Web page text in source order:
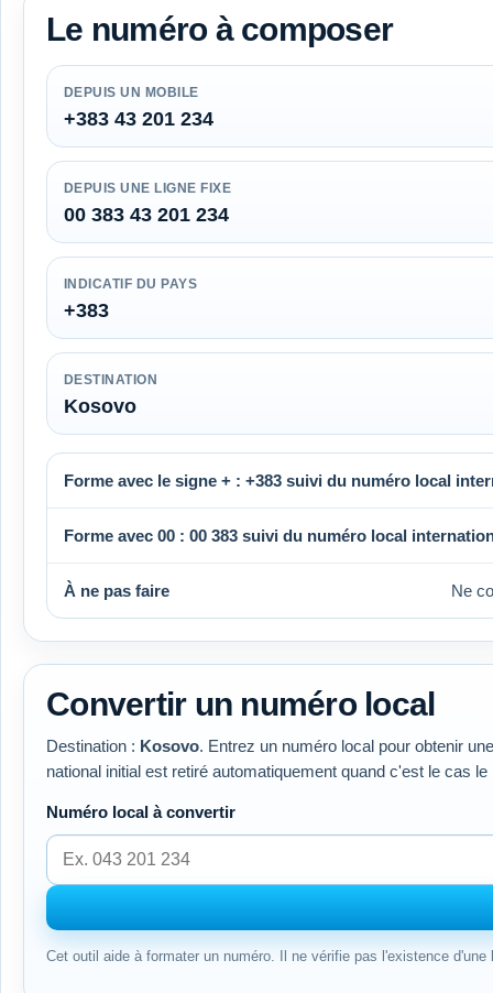
Le numéro à composer
DEPUIS UN MOBILE
+383 43 201 234
DEPUIS UNE LIGNE FIXE
00 383 43 201 234
INDICATIF DU PAYS
+383
DESTINATION
Kosovo
Forme avec le signe + : +383 suivi du numéro local
Forme avec 00 : 00 383 suivi du numéro local
À ne pas faire Ne
Convertir un numéro local
Destination : Kosovo. Entrez un numéro local pour obtenir
national initial est retiré automatiquement quand c'est le cas
Numéro local à convertir
Cet outil aide à formater un numéro. Il ne vérifie pas l'existence